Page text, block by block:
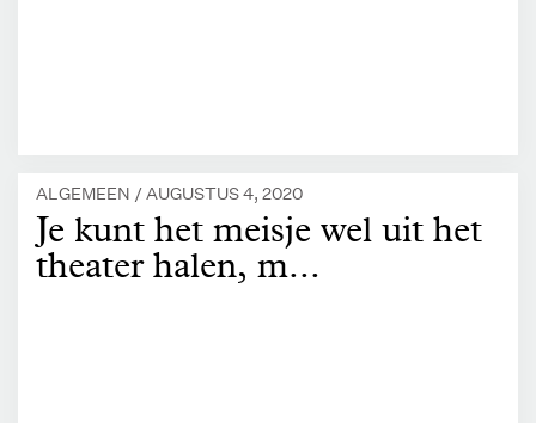
ALGEMEEN /AUGUSTUS 4, 2020
Je kunt het meisje wel uit het
theater halen, m...